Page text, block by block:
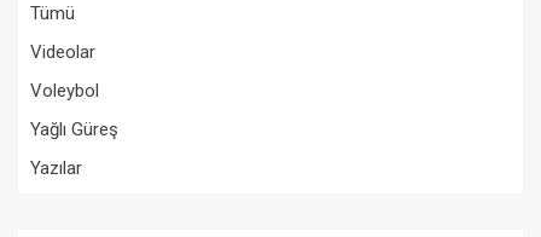
Tümü
Videolar
Voleybol
Yağlı Güreş
Yazılar